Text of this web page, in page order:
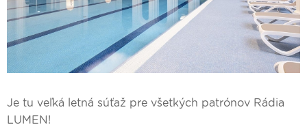
Je tu veľká letná súťaž pre všetkých patrónov Rádia
LUMEN!